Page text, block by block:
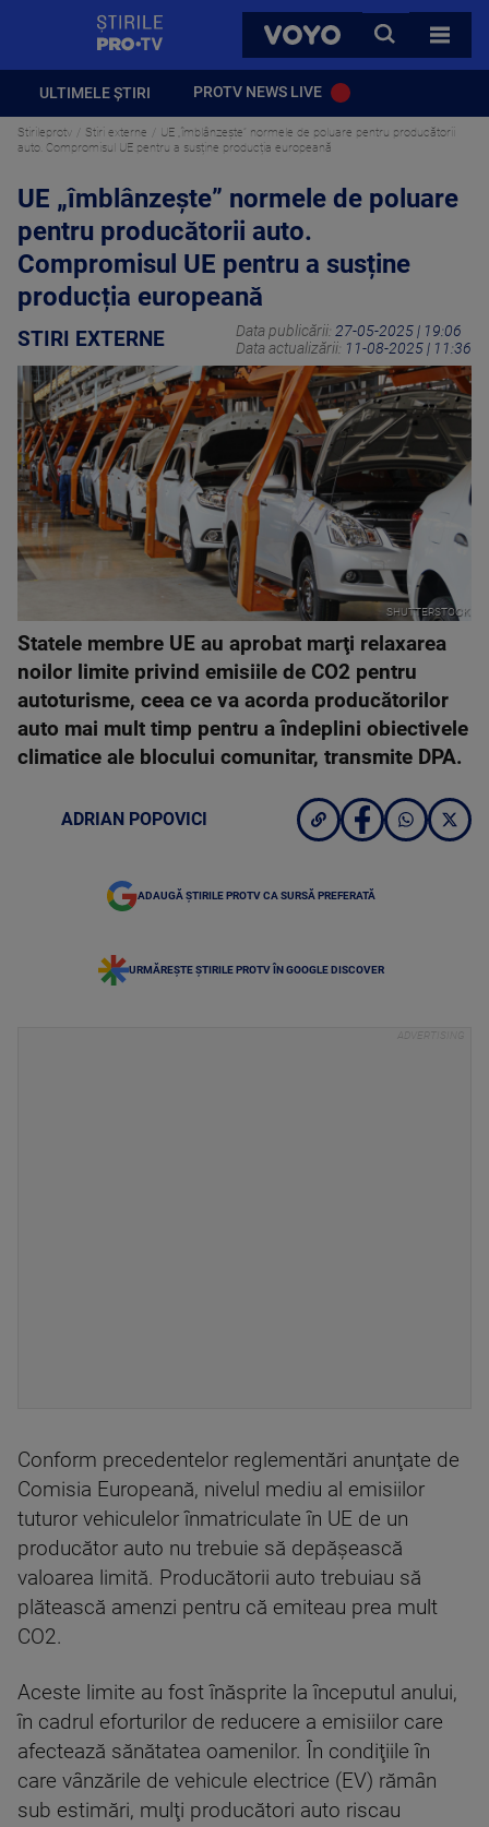
VOYO
CAUTA
TOATE
ULTIMELE ȘTIRI PROTV NEWS LIVE
Stirileprotv Stiri externe
UE „îmblânzește” normele de poluare pentru producătorii
auto. Compromisul UE pentru a susține producția europeană
UE „îmblânzește” normele de poluare
pentru producătorii auto.
Compromisul UE pentru a susține
producția europeană
STIRI EXTERNE Data publicării: 27-05-2025 | 19:06
Data actualizării: 11-08-2025 | 11:36
SHUTTERSTOCK
Statele membre UE au aprobat marţi relaxarea
noilor limite privind emisiile de CO2 pentru
autoturisme, ceea ce va acorda producătorilor
auto mai mult timp pentru a îndeplini obiectivele
climatice ale blocului comunitar, transmite DPA.
ADRIAN POPOVICI
ADAUGĂ ȘTIRILE PROTV CA SURSĂ PREFERATĂ
URMĂREȘTE ȘTIRILE PROTV ÎN GOOGLE DISCOVER
Conform precedentelor reglementări anunţate de
Comisia Europeană, nivelul mediu al emisiilor
tuturor vehiculelor înmatriculate în UE de un
producător auto nu trebuie să depăşească
valoarea limită. Producătorii auto trebuiau să
plătească amenzi pentru că emiteau prea mult
CO2.
Aceste limite au fost înăsprite la începutul anului,
în cadrul eforturilor de reducere a emisiilor care
afectează sănătatea oamenilor. În condiţiile în
care vânzările de vehicule electrice (EV) rămân
sub estimări, mulţi producători auto riscau